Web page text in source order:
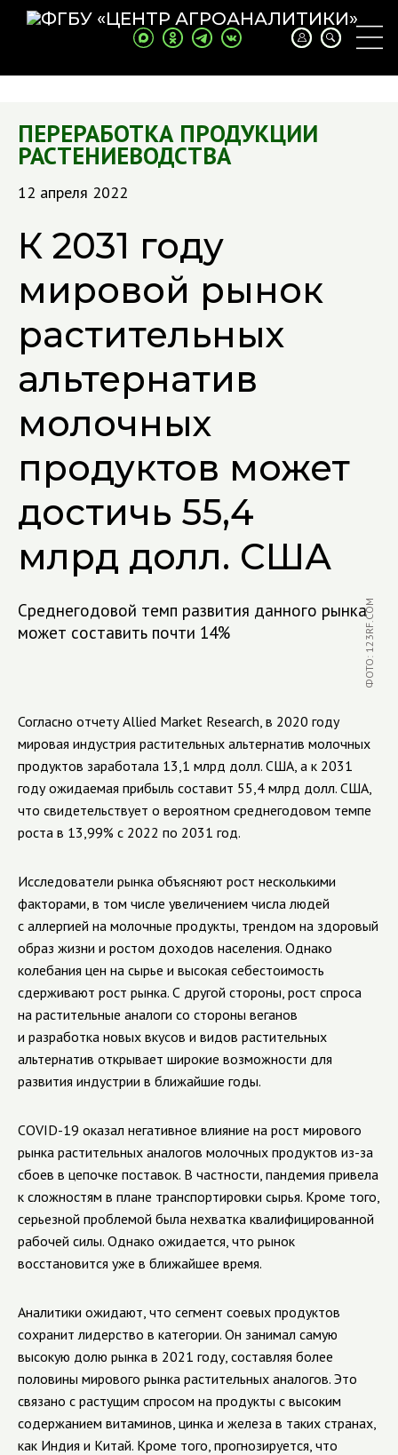
ПЕРЕРАБОТКА ПРОДУКЦИИ
РАСТЕНИЕВОДСТВА
12 апреля 2022
К 2031 году
мировой рынок
растительных
альтернатив
молочных
продуктов может
достичь 55,4
млрд долл. США
Среднегодовой темп развития данного рынка
может составить почти 14%
ФОТО: 123RF.COM
Согласно отчету Allied Market Research, в 2020 году
мировая индустрия растительных альтернатив молочных
продуктов заработала 13,1 млрд долл. США, а к 2031
году ожидаемая прибыль составит 55,4 млрд долл. США,
что свидетельствует о вероятном среднегодовом темпе
роста в 13,99% с 2022 по 2031 год.
Исследователи рынка объясняют рост несколькими
факторами, в том числе увеличением числа людей
с аллергией на молочные продукты, трендом на здоровый
образ жизни и ростом доходов населения. Однако
колебания цен на сырье и высокая себестоимость
сдерживают рост рынка. С другой стороны, рост спроса
на растительные аналоги со стороны веганов
и разработка новых вкусов и видов растительных
альтернатив открывает широкие возможности для
развития индустрии в ближайшие годы.
COVID-19 оказал негативное влияние на рост мирового
рынка растительных аналогов молочных продуктов из-за
сбоев в цепочке поставок. В частности, пандемия привела
к сложностям в плане транспортировки сырья. Кроме того,
серьезной проблемой была нехватка квалифицированной
рабочей силы. Однако ожидается, что рынок
восстановится уже в ближайшее время.
Аналитики ожидают, что сегмент соевых продуктов
сохранит лидерство в категории. Он занимал самую
высокую долю рынка в 2021 году, составляя более
половины мирового рынка растительных аналогов. Это
связано с растущим спросом на продукты с высоким
содержанием витаминов, цинка и железа в таких странах,
как Индия и Китай. Кроме того, прогнозируется, что